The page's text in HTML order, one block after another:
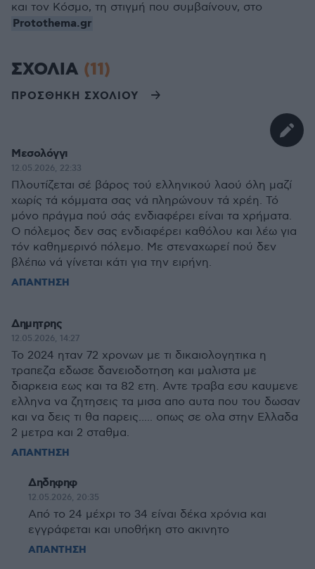
και τον Κόσμο, τη στιγμή που συμβαίνουν, στο
Protothema.gr
ΣΧΟΛΙΑ (11)
ΠΡΟΣΘΗΚΗ ΣΧΟΛΙΟΥ
Μεσολόγγι
12.05.2026, 22:33
Πλουτίζεται σέ βάρος τού ελληνικού λαού όλη μαζί
χωρίς τά κόμματα σας νά πληρώνουν τά χρέη. Τό
μόνο πράγμα πού σάς ενδιαφέρει είναι τα χρήματα.
Ο πόλεμος δεν σας ενδιαφέρει καθόλου και λέω για
τόν καθημερινό πόλεμο. Με στεναχωρεί πού δεν
βλέπω νά γίνεται κάτι για την ειρήνη.
ΑΠΑΝΤΗΣΗ
Δημητρης
12.05.2026, 14:27
Το 2024 ηταν 72 χρονων με τι δικαιολογητικα η
τραπεζα εδωσε δανειοδοτηση και μαλιστα με
διαρκεια εως και τα 82 ετη. Αντε τραβα εσυ καυμενε
ελληνα να ζητησεις τα μισα απο αυτα που του δωσαν
και να δεις τι θα παρεις..... οπως σε ολα στην Ελλαδα
2 μετρα και 2 σταθμα.
ΑΠΑΝΤΗΣΗ
Δηδηφηφ
12.05.2026, 20:35
Από το 24 μέχρι το 34 είναι δέκα χρόνια και
εγγράφεται και υποθήκη στο ακινητο
ΑΠΑΝΤΗΣΗ